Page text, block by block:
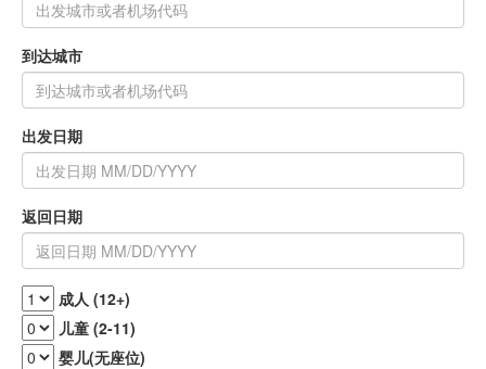
到达城市
出发日期
返回日期
成人 (12+)
儿童 (2-11)
婴儿(无座位)